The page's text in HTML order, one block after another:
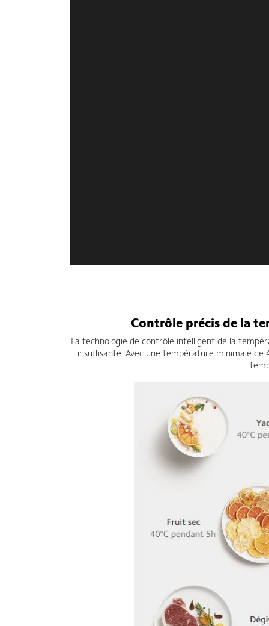
Contrôle précis de la
La technologie de contrôle intelligent de la
insuffisante. Avec une température minimale